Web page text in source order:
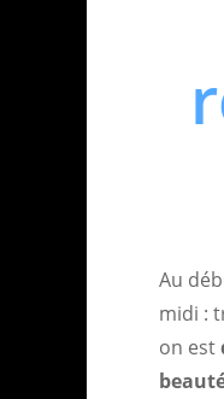
Au
midi :
on est